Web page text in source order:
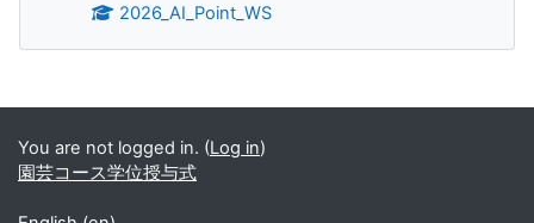
2026_AI_Point_WS
Supplementary blocks
You are not logged in. (Log in)
園芸コース学位授与式